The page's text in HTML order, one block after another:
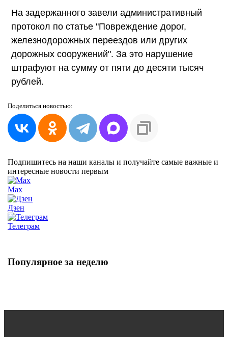
На задержанного завели административный
протокол по статье "Повреждение дорог,
железнодорожных переездов или других
дорожных сооружений". За это нарушение
штрафуют на сумму от пяти до десяти тысяч
рублей.
Поделиться новостью:
Подпишитесь на наши каналы и получайте самые важные и
интересные новости первым
Max
Дзен
Телеграм
Популярное за неделю